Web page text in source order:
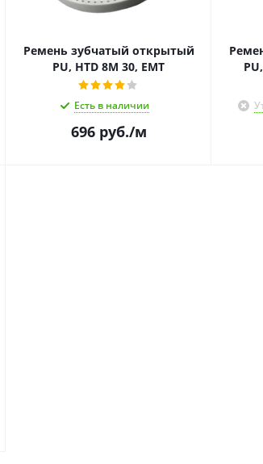
Ремень зубчатый открытый
PU, HTD 8M 30, EMT
Есть в наличии
696руб./м